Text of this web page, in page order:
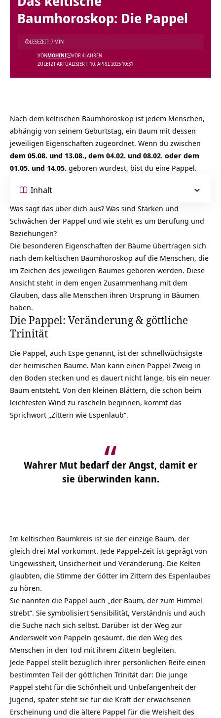
Baumhoroskop: Die Pappel
ZULETZT AKTUALISIERT: 10. APRIL 2025 10:31
VONMOHINI VOR 4 JAHREN
LESEZEIT: 7 MIN
Nach dem keltischen Baumhoroskop ist jedem Menschen,
abhängig von seinem Geburtstag, ein Baum mit dessen
jeweiligen Eigenschaften zugeordnet. Wenn du zwischen
dem 05.08. und 13.08., dem 04.02. und 08.02. oder dem
01.05. und 14.05. geboren wurdest, bist du eine Pappel.
Inhalt
Was sagt das über dich aus? Was sind Stärken und
Schwächen der Pappel und wie steht es um Berufung und
Beziehungen?
Die besonderen Eigenschaften der Bäume übertragen sich
nach dem keltischen Baumhoroskop auf die Menschen, die
im Zeichen des jeweiligen Baumes geboren werden. Diese
Ansicht steht in dem engen Zusammenhang mit dem
Glauben, dass alle Menschen ihren Ursprung in Bäumen
haben.
Die Pappel: Veränderung & göttliche
Trinität
Die Pappel, auch Espe genannt, ist der schnellwüchsigste
der heimischen Bäume. Man kann einen Pappel-Zweig in
den Boden stecken und es dauert nicht lange, bis ein neuer
Baum entsteht. Von den kleinen Blättern, die schon beim
leichtesten Wind zu rascheln beginnen, kommt das
Sprichwort „Zittern wie Espenlaub“.
Wahrer Mut bedarf der Angst, damit er
sie überwinden kann.
Im keltischen Baumkreis ist sie der einzige Baum, der
gleich drei Mal vorkommt. Jede Pappel-Zeit ist geprägt von
Ungewissheit, Unsicherheit und Veränderung. Die Kelten
glaubten, die Stimme der Götter im Zittern des Espenlaubes
zu hören.
Sie nannten die Pappel auch „der Baum, der zum Himmel
strebt“. Sie symbolisiert Sensibilität, Verständnis und auch
die Suche nach sich selbst. Darüber ist der Weg zur
Anderswelt von Pappeln gesäumt, die den Weg des
Menschen in den Tod mit ihrem Zittern begleiten.
Jede Pappel stellt bezüglich ihrer persönlichen Reife einen
bestimmten Teil der göttlichen Trinität dar: Die junge
Pappel steht für die Schönheit und Unbefangenheit der
Jugend, später steht sie für die Kraft der erwachsenen
Erscheinung und die ältere Pappel für die Weisheit des